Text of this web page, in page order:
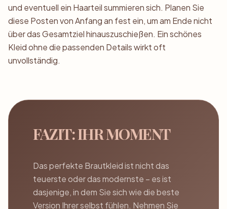
und eventuell ein Haarteil summieren sich. Planen Sie
diese Posten von Anfang an fest ein, um am Ende nicht
über das Gesamtziel hinauszuschießen. Ein schönes
Kleid ohne die passenden Details wirkt oft
unvollständig.
FAZIT: IHR MOMENT
Das perfekte Brautkleid ist nicht das
teuerste oder das modernste – es ist
dasjenige, in dem Sie sich wie die beste
Version Ihrer selbst fühlen. Nehmen Sie